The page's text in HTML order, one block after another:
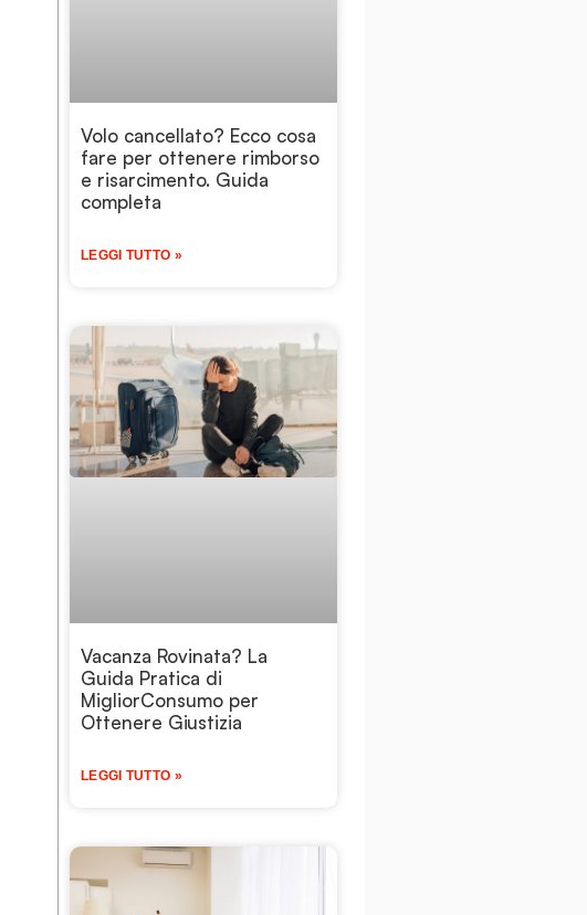
Volo cancellato? Ecco cosa
fare per ottenere rimborso
e risarcimento. Guida
completa
LEGGI TUTTO »
Vacanza Rovinata? La
Guida Pratica di
MigliorConsumo per
Ottenere Giustizia
LEGGI TUTTO »